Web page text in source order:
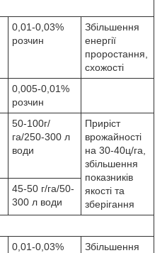
0,01-0,03%
розчин
Збільшення
енергії
проростання,
схожості
0,005-0,01%
розчин
50-100г/
га/250-300 л
води
Приріст
врожайності
на 30-40ц/га,
збільшення
показників
якості та
зберігання
45-50 г/га/50-
300 л води
0,01-0,03%
Збільшення